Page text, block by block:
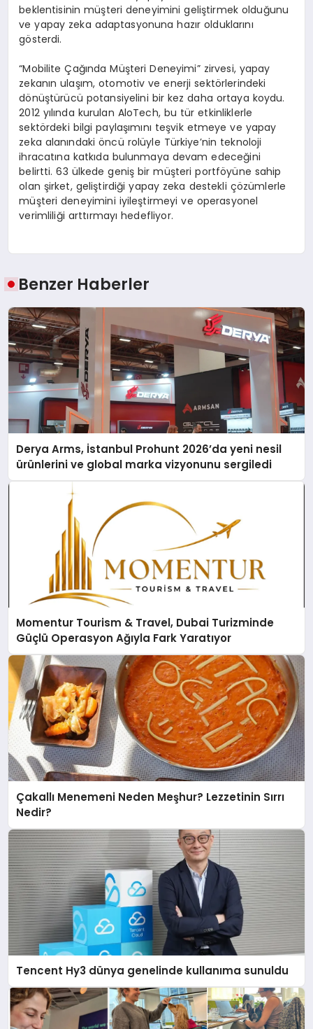
beklentisinin müşteri deneyimini geliştirmek olduğunu
ve yapay zeka adaptasyonuna hazır olduklarını
gösterdi.
“Mobilite Çağında Müşteri Deneyimi” zirvesi, yapay
zekanın ulaşım, otomotiv ve enerji sektörlerindeki
dönüştürücü potansiyelini bir kez daha ortaya koydu.
2012 yılında kurulan AloTech, bu tür etkinliklerle
sektördeki bilgi paylaşımını teşvik etmeye ve yapay
zeka alanındaki öncü rolüyle Türkiye’nin teknoloji
ihracatına katkıda bulunmaya devam edeceğini
belirtti. 63 ülkede geniş bir müşteri portföyüne sahip
olan şirket, geliştirdiği yapay zeka destekli çözümlerle
müşteri deneyimini iyileştirmeyi ve operasyonel
verimliliği arttırmayı hedefliyor.
Benzer Haberler
Derya Arms, İstanbul Prohunt 2026’da yeni nesil
ürünlerini ve global marka vizyonunu sergiledi
Momentur Tourism & Travel, Dubai Turizminde
Güçlü Operasyon Ağıyla Fark Yaratıyor
Çakallı Menemeni Neden Meşhur? Lezzetinin Sırrı
Nedir?
Tencent Hy3 dünya genelinde kullanıma sunuldu